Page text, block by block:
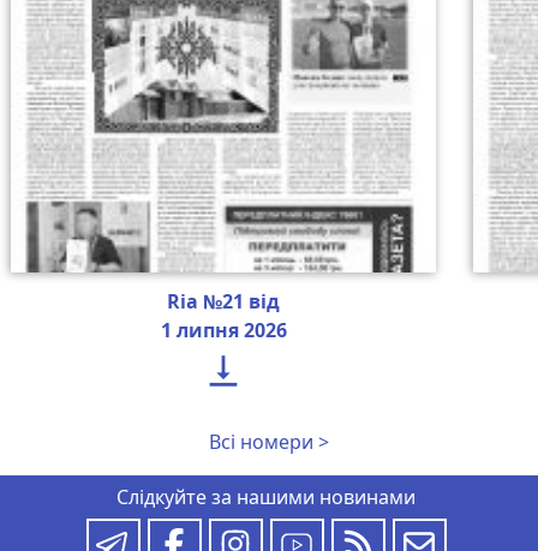
Ria №21 від
1 липня 2026

Всі номери >
Слідкуйте за нашими новинами